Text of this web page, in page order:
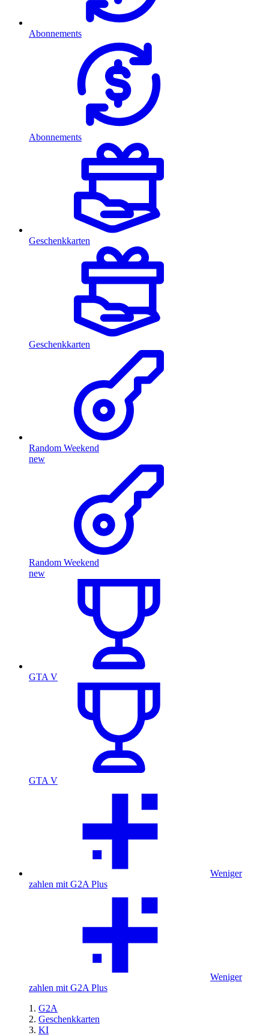
Abonnements
Abonnements
Geschenkkarten
Geschenkkarten
Random Weekend
new
Random Weekend
new
GTA V
GTA V
Weniger
zahlen mit G2A Plus
Weniger
zahlen mit G2A Plus
G2A
Geschenkkarten
KI